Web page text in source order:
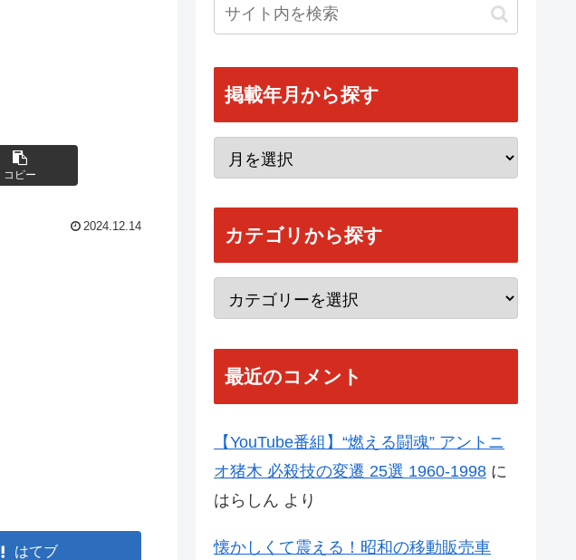
コピー
2024.12.14
はてブ
掲載年月から探す
カテゴリから探す
最近のコメント
【YouTube番組】“燃える闘魂” アントニ
オ猪木 必殺技の変遷 25選 1960-1998 に
はらしん より
懐かしくて震える！昭和の移動販売車